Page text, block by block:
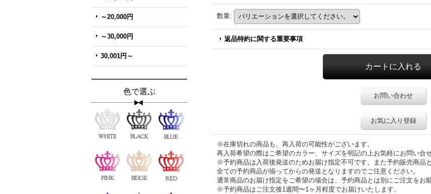
～20,000円
～30,000円
30,001円～
色で選ぶ
WHITE BLACK BLUE
PINK BEIGE RED
数量:
返品特約に関する重要事項
お問い合わせ
お気に入り登録
※在庫切れの商品も、再入荷の可能性がございます。
再入荷希望の際はご希望のカラー、サイズを明記の上お気軽にお問い合
※予約商品は入荷後発送のためお届け指定不可です。また予約販売商品
全ての予約商品が揃ってからの発送となりますのでご注意ください。
通常商品のお届け指定をご希望の場合は、予約商品とは別にご注文をお
※予約商品はご注文後1週間〜1ヶ月程度でお届けいたします。